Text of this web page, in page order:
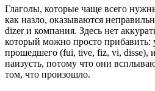
Глаголы, которые чаще всего
как назло, оказываются
dizer и компания. Здесь нет
который можно просто
прошедшего (fui, tive, fiz, vi, disse),
наизусть, потому что они
том, что произошло.